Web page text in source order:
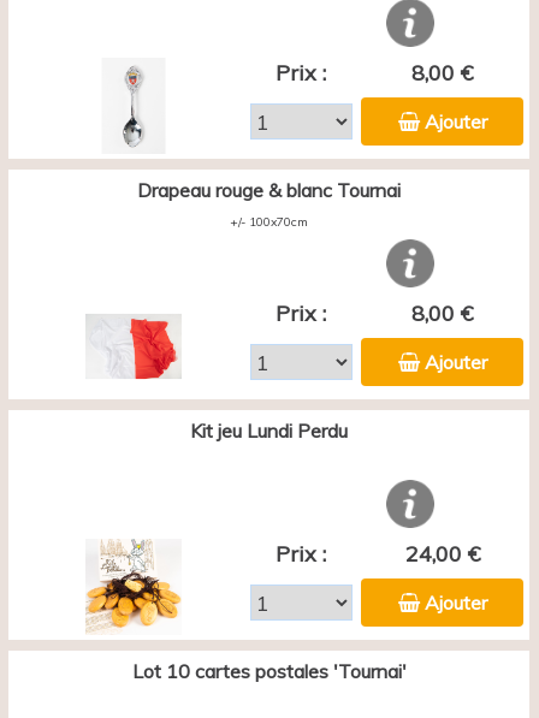
Prix : 8,00 €
Ajouter
Drapeau rouge & blanc Tournai
+/- 100x70cm
Prix : 8,00 €
Ajouter
Kit jeu Lundi Perdu
Prix : 24,00 €
Ajouter
Lot 10 cartes postales 'Tournai'